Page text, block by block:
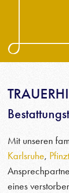
Mit unseren
Karlsruhe,
eines